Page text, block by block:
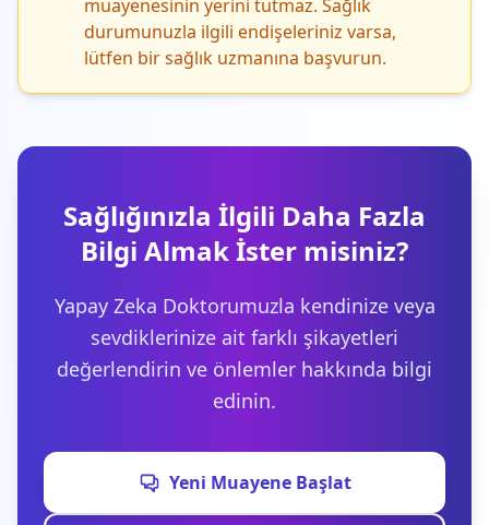
muayenesinin yerini tutmaz. Sağlık
durumunuzla ilgili endişeleriniz varsa,
lütfen bir sağlık uzmanına başvurun.
Sağlığınızla İlgili Daha Fazla
Bilgi Almak İster misiniz?
Yapay Zeka Doktorumuzla kendinize veya
sevdiklerinize ait farklı şikayetleri
değerlendirin ve önlemler hakkında bilgi
edinin.
Yeni Muayene Başlat